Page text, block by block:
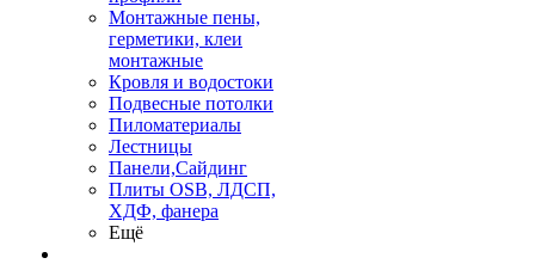
Монтажные пены,
герметики, клеи
монтажные
Кровля и водостоки
Подвесные потолки
Пиломатериалы
Лестницы
Панели,Сайдинг
Плиты OSB, ЛДСП,
ХДФ, фанера
Ещё